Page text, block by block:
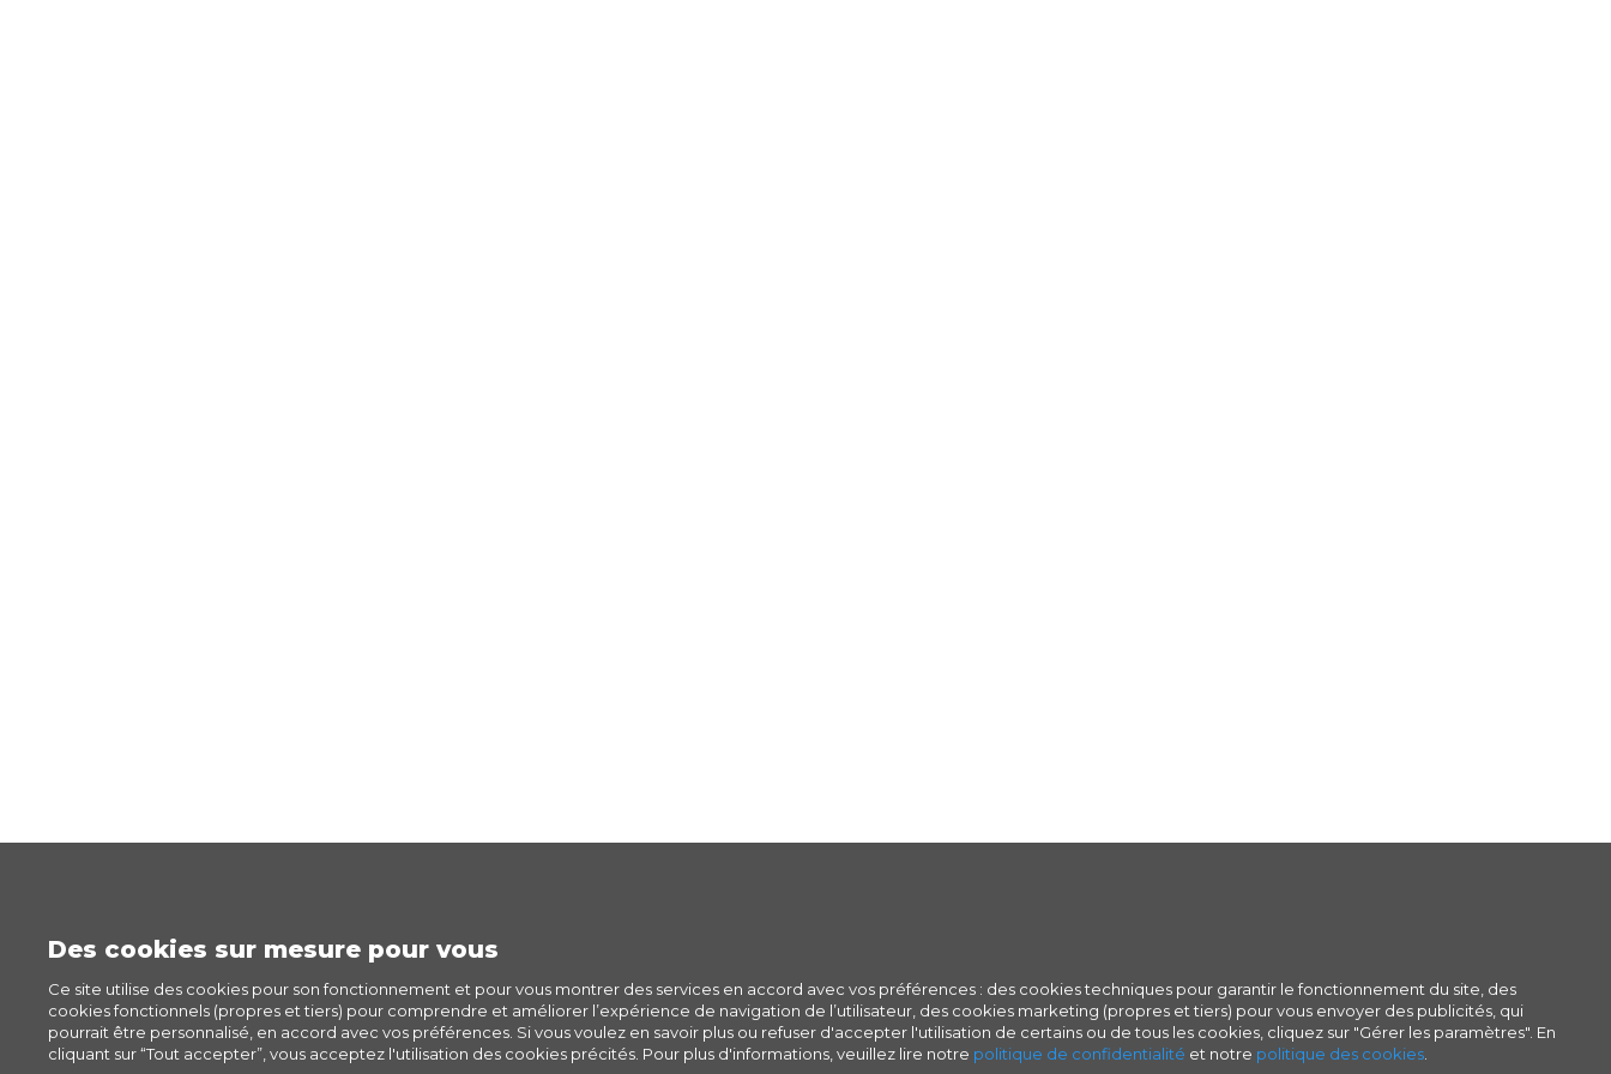
Des cookies sur mesure pour vous
Ce site utilise des cookies pour son fonctionnement et pour vous montrer des services en accord avec vos préférences : des cookies techniques pour garantir le fonctionnement du site, des
cookies fonctionnels (propres et tiers) pour comprendre et améliorer l’expérience de navigation de l’utilisateur, des cookies marketing (propres et tiers) pour vous envoyer des publicités, qui
pourrait être personnalisé, en accord avec vos préférences. Si vous voulez en savoir plus ou refuser d'accepter l'utilisation de certains ou de tous les cookies, cliquez sur "Gérer les paramètres". En
cliquant sur “Tout accepter”, vous acceptez l'utilisation des cookies précités. Pour plus d'informations, veuillez lire notre politique de confidentialité et notre politique des cookies